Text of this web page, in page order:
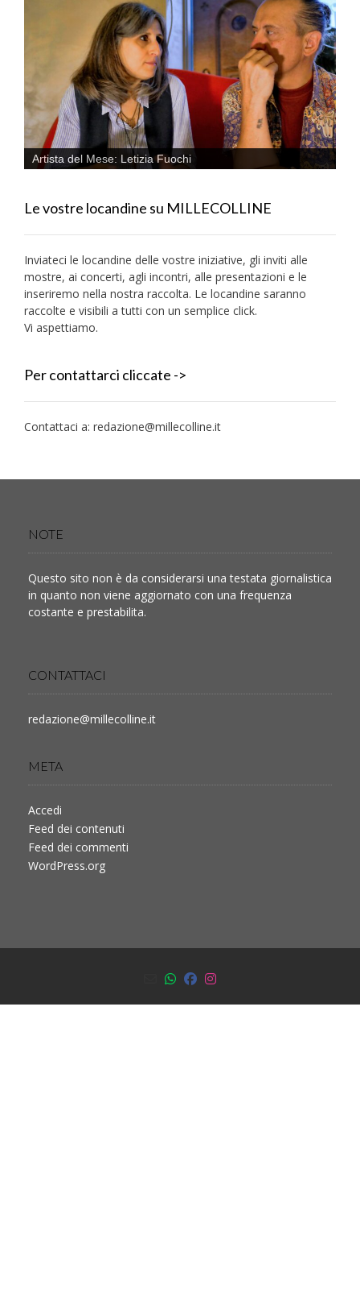
Artista del Mese: Letizia Fuochi
Le vostre locandine su MILLECOLLINE
Inviateci le locandine delle vostre iniziative, gli inviti alle
mostre, ai concerti, agli incontri, alle presentazioni e le
inseriremo nella nostra raccolta. Le locandine saranno
raccolte e visibili a tutti con un semplice click.
Vi aspettiamo.
Per contattarci cliccate ->
Contattaci a: redazione@millecolline.it
NOTE
Questo sito non è da considerarsi una testata giornalistica
in quanto non viene aggiornato con una frequenza
costante e prestabilita.
CONTATTACI
redazione@millecolline.it
META
Accedi
Feed dei contenuti
Feed dei commenti
WordPress.org